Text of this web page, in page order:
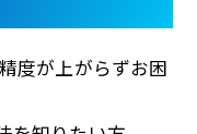
度が上がらずお困